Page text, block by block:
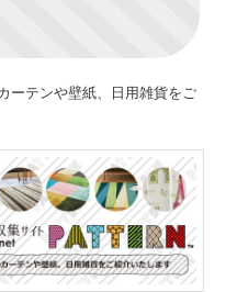
ーテンや壁紙、日用雑貨をご